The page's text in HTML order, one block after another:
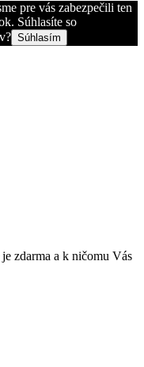
pre vás zabezpečili ten
Súhlasíte so
Súhlasím
zdarma a k ničomu Vás